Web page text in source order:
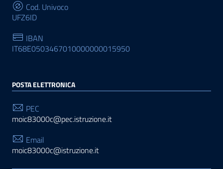
Cod. Univoco
UFZ6ID
IBAN
IT68E0503467010000000015950
POSTA ELETTRONICA
PEC
moic83000c@pec.istruzione.it
Email
moic83000c@istruzione.it